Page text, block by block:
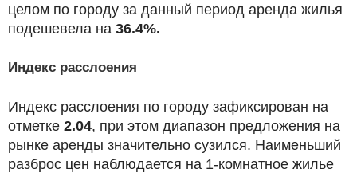
целом по городу за данный период аренда жилья
подешевела на 36.4%.
Индекс расслоения
Индекс расслоения по городу зафиксирован на
отметке 2.04, при этом диапазон предложения на
рынке аренды значительно сузился. Наименьший
разброс цен наблюдается на 1-комнатное жилье